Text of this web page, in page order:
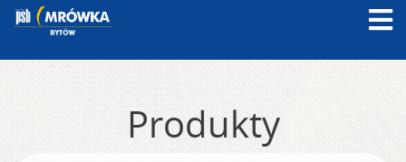
Produkty